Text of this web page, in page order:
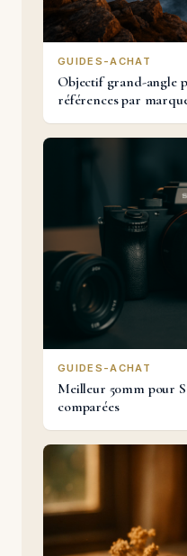
GUIDES-ACHAT
Objectif grand-angle
références par
GUIDES-ACHAT
Meilleur 50mm pour
comparées